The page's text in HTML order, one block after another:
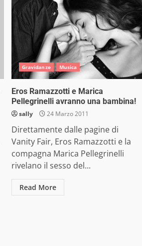
Gravidanze Musica
Eros Ramazzotti e Marica
Pellegrinelli avranno una bambina!
sally 24 Marzo 2011
Direttamente dalle pagine di
Vanity Fair, Eros Ramazzotti e la
compagna Marica Pellegrinelli
rivelano il sesso del...
Read More